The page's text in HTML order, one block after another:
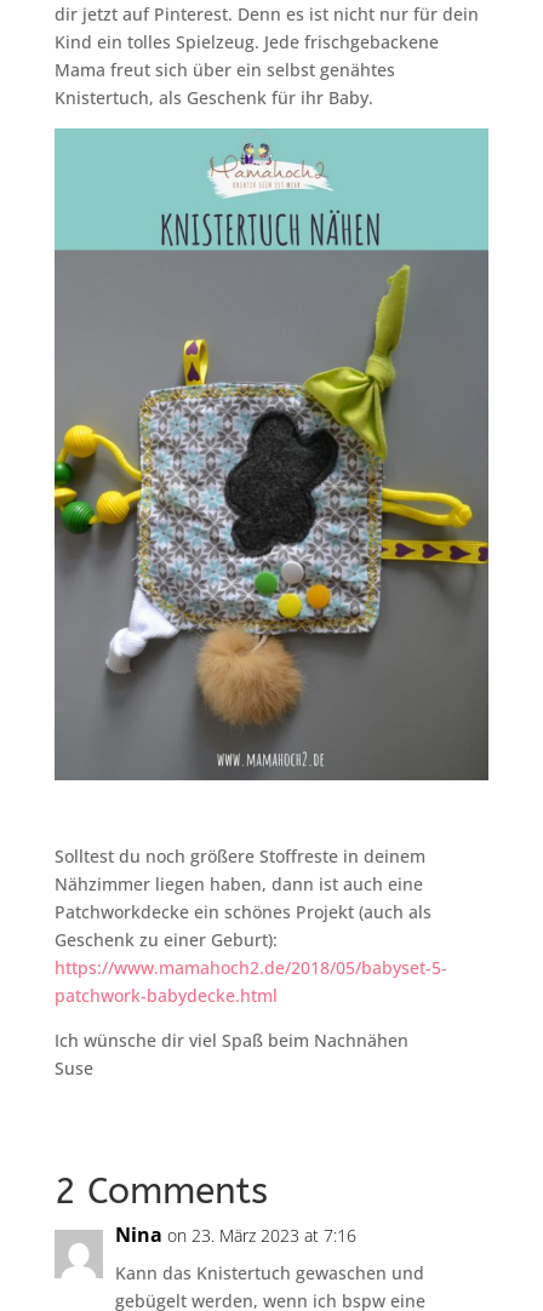
dir jetzt auf Pinterest. Denn es ist nicht nur für dein
Kind ein tolles Spielzeug. Jede frischgebackene
Mama freut sich über ein selbst genähtes
Knistertuch, als Geschenk für ihr Baby.
Solltest du noch größere Stoffreste in deinem
Nähzimmer liegen haben, dann ist auch eine
Patchworkdecke ein schönes Projekt (auch als
Geschenk zu einer Geburt):
https://www.mamahoch2.de/2018/05/babyset-5-
patchwork-babydecke.html
Ich wünsche dir viel Spaß beim Nachnähen
Suse
2 Comments
Nina on 23. März 2023 at 7:16
Kann das Knistertuch gewaschen und
gebügelt werden, wenn ich bspw eine